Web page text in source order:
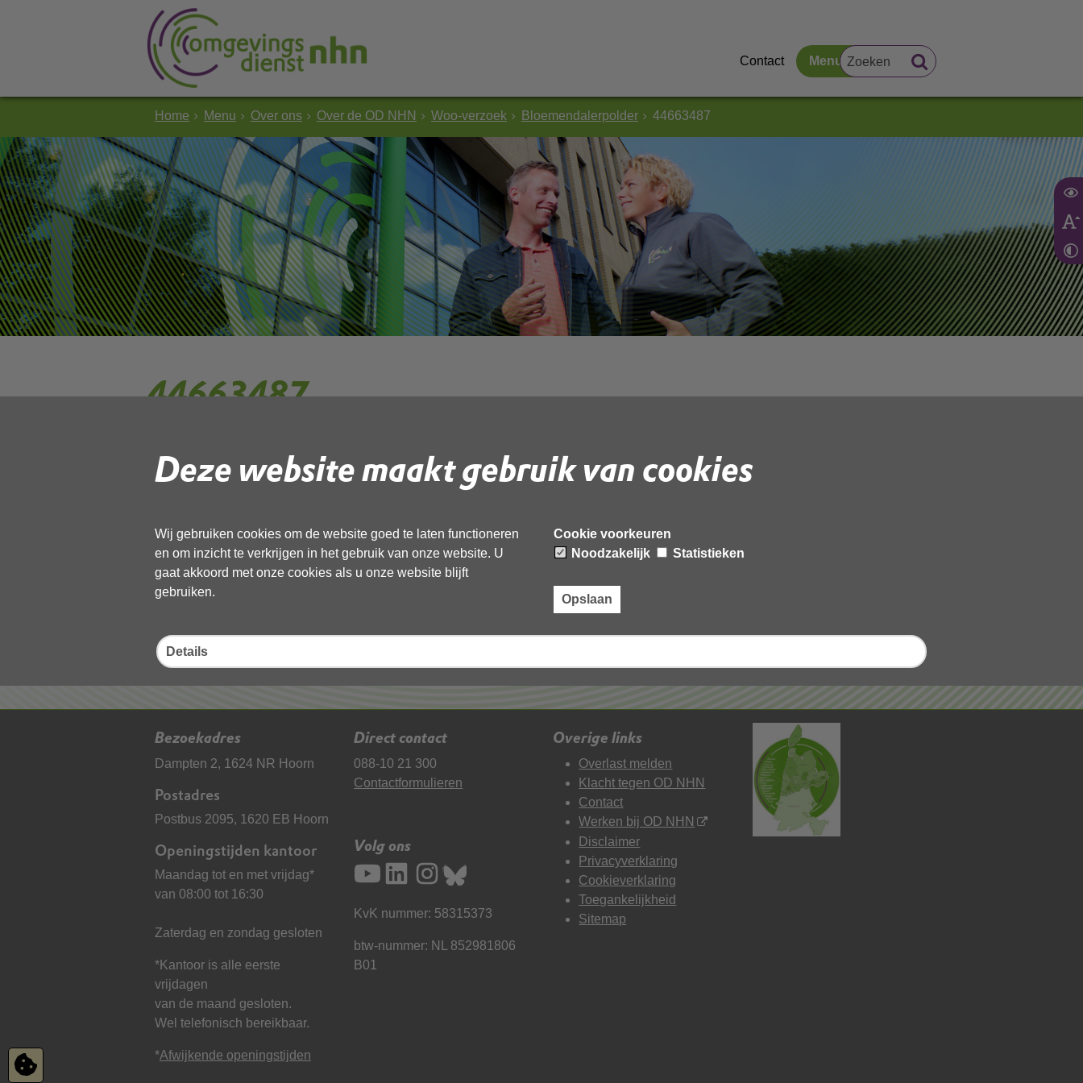
Deze website maakt gebruik van cookies
Wij gebruiken cookies om de website goed te laten functioneren
en om inzicht te verkrijgen in het gebruik van onze website. U
gaat akkoord met onze cookies als u onze website blijft
gebruiken.
Cookie voorkeuren
Noodzakelijk
Statistieken
Opslaan
Details
Contact Menu
Home Menu Over ons Over de OD NHN Woo-verzoek Bloemendalerpolder 44663487
44663487
Gebruik de onderstaande link om het document te downloaden.
Deel deze pagina
Bezoekadres
Dampten 2, 1624 NR Hoorn
Postadres
Postbus 2095, 1620 EB Hoorn
Openingstijden kantoor
Maandag tot en met vrijdag*
van 08:00 tot 16:30
Zaterdag en zondag gesloten
*Kantoor is alle eerste
vrijdagen
van de maand gesloten.
Wel telefonisch bereikbaar.
*Afwijkende openingstijden
Direct contact
088-10 21 300
Contactformulieren
Volg ons
KvK nummer: 58315373
btw-nummer: NL 852981806
B01
Overige links
Overlast melden
Klacht tegen OD NHN
Contact
Werken bij OD NHN
Disclaimer
Privacyverklaring
Cookieverklaring
Toegankelijkheid
Sitemap